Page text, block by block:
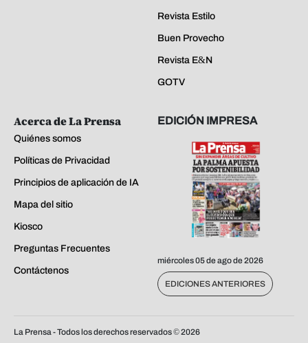
Revista Estilo
Buen Provecho
Revista E&N
GOTV
Acerca de La Prensa
Quiénes somos
Políticas de Privacidad
Principios de aplicación de IA
Mapa del sitio
Kiosco
Preguntas Frecuentes
Contáctenos
EDICIÓN IMPRESA
miércoles 05 de ago de 2026
EDICIONES ANTERIORES
La Prensa - Todos los derechos reservados ©2026